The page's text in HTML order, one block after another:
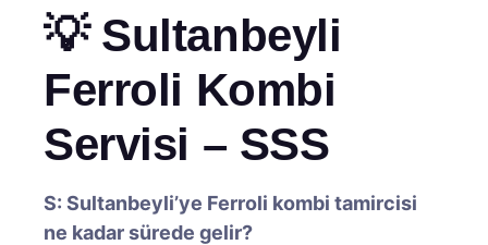
💡 Sultanbeyli
Ferroli Kombi
Servisi – SSS
S: Sultanbeyli’ye Ferroli kombi tamircisi
ne kadar sürede gelir?